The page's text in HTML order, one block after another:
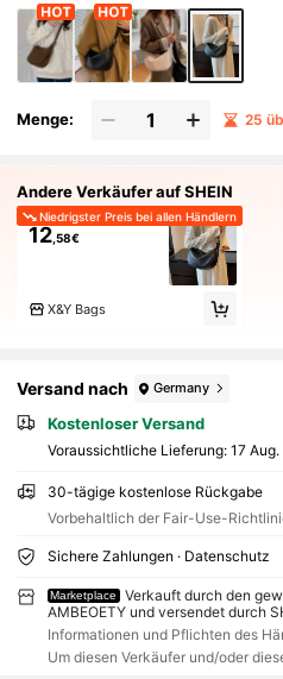
Menge: 25
Andere Verkäufer auf SHEIN
Niedrigster Preis bei allen Händlern
12,58€
X&Y Bags
Versand nach Germany
Kostenloser Versand
Voraussichtliche Lieferung: 17
30-tägige kostenlose Rückgabe
Vorbehaltlich der Fair-Use-
Sichere Zahlungen · Datenschutz
Marketplace
Verkauft durch den
AMBEOETY und versendet durch
Informationen und Pflichten des
Um diesen Verkäufer und/oder